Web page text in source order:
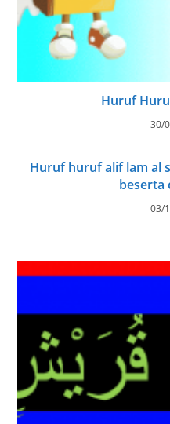
Huruf
30/
Huruf huruf alif lam al
beserta
03/